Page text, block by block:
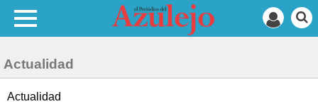
Actualidad
Actualidad